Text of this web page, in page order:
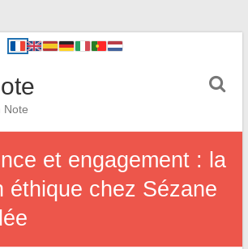
Note
et engagement : la
éthique chez Sézane